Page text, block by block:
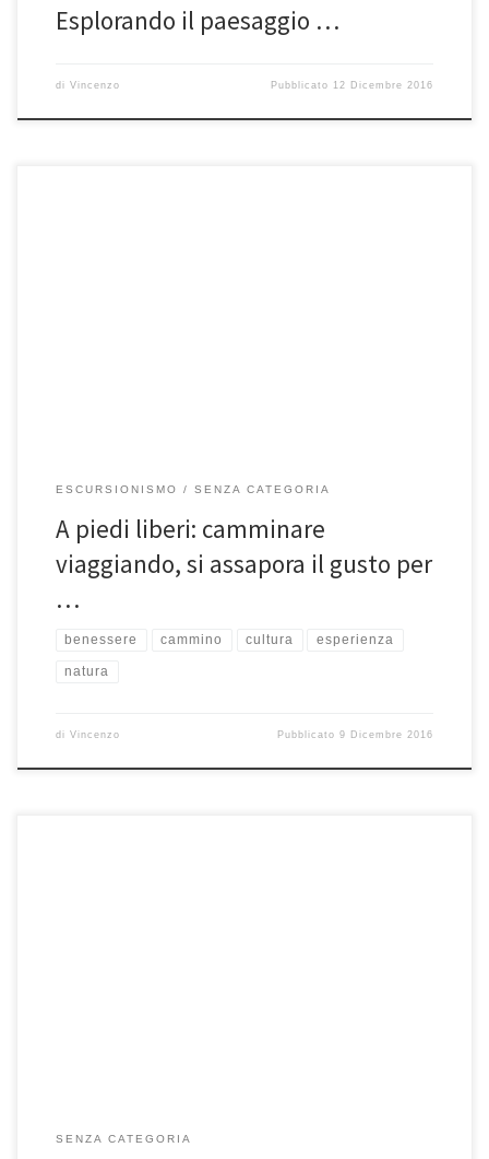
Esplorando il paesaggio …
di Vincenzo Pubblicato 12 Dicembre 2016
ESCURSIONISMO SENZA CATEGORIA
A piedi liberi: camminare
viaggiando, si assapora il gusto per
…
benessere cammino cultura esperienza
natura
di Vincenzo Pubblicato9 Dicembre 2016
SENZA CATEGORIA